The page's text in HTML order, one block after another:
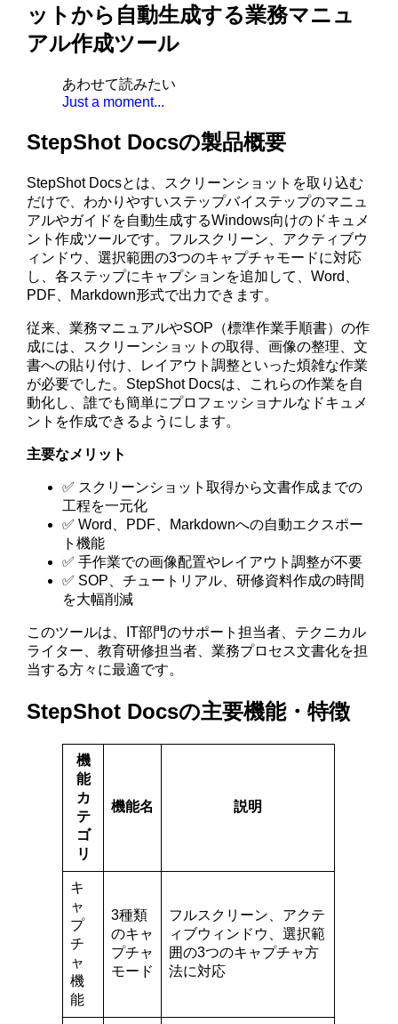
ットから自動生成する業務マニュ
アル作成ツール
あわせて読みたい
Just a moment...
StepShot Docsの製品概要
StepShot Docsとは、スクリーンショットを取り込む
だけで、わかりやすいステップバイステップのマニュ
アルやガイドを自動生成するWindows向けのドキュメ
ント作成ツールです。フルスクリーン、アクティブウ
ィンドウ、選択範囲の3つのキャプチャモードに対応
し、各ステップにキャプションを追加して、Word、
PDF、Markdown形式で出力できます。
従来、業務マニュアルやSOP（標準作業手順書）の作
成には、スクリーンショットの取得、画像の整理、文
書への貼り付け、レイアウト調整といった煩雑な作業
が必要でした。StepShot Docsは、これらの作業を自
動化し、誰でも簡単にプロフェッショナルなドキュメ
ントを作成できるようにします。
主要なメリット
✅ スクリーンショット取得から文書作成までの
工程を一元化
✅ Word、PDF、Markdownへの自動エクスポー
ト機能
✅ 手作業での画像配置やレイアウト調整が不要
✅ SOP、チュートリアル、研修資料作成の時間
を大幅削減
このツールは、IT部門のサポート担当者、テクニカル
ライター、教育研修担当者、業務プロセス文書化を担
当する方々に最適です。
StepShot Docsの主要機能・特徴
機
能
カ
テ
ゴ
リ
機能名 説明
キ
ャ
プ
チ
ャ
機
能
3種類
のキャ
プチャ
モード
フルスクリーン、アクテ
ィブウィンドウ、選択範
囲の3つのキャプチャ方
法に対応